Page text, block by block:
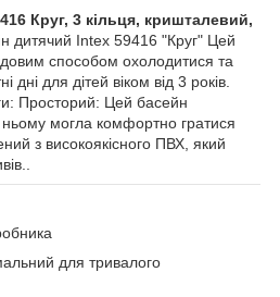
Круг, 3 кільця, кришталевий,
дитячий Intex 59416 "Круг" Цей
способом охолодитися та
дні для дітей віком від 3 років.
Просторий: Цей басейн
могла комфортно гратися
з високоякісного ПВХ, який
для тривалого